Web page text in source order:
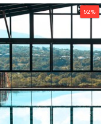
52%